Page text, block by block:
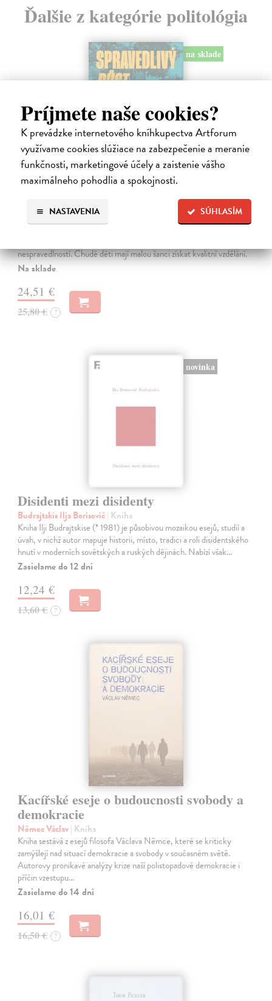
Príjmete naše cookies?
K prevádzke internetového kníhkupectva Artforum
využívame cookies slúžiace na zabezpečenie a meranie
funkčnosti, marketingové účely a zaistenie vášho
maximálneho pohodlia a spokojnosti.
SÚHLASÍM
NASTAVENIA
Ďalšie z kategórie politológia
na sklade
Prokop Daniel| Kniha
nespravedlností. Chudé děti mají malou šanci získat kvalitní vzdělání.
Na sklade
24,51 €
25,80 € ?
novinka
Disidenti mezi disidenty
Budrajtskis Ilja Borisovič| Kniha
Kniha Ilji Budrajtskise (* 1981) je působivou mozaikou esejů, studií a
úvah, v nichž autor mapuje historii, místo, tradici a roli disidentského
hnutí v moderních sovětských a ruských dějinách. Nabízí však…
Zasielame do 12 dní
12,24 €
13,60 € ?
Kacířské eseje o budoucnosti svobody a
demokracie
Němec Václav| Kniha
Kniha sestává z esejů filosofa Václava Němce, které se kriticky
zamýšlejí nad situací demokracie a svobody v současném světě.
Autorovy pronikavé analýzy krize naší polistopadové demokracie i
příčin vzestupu…
Zasielame do 14 dní
16,01 €
16,50 € ?